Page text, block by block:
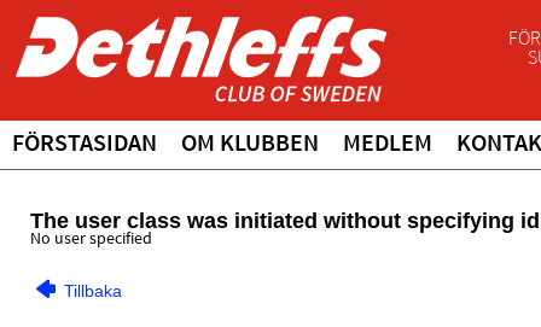
FÖRSTASIDAN OM KLUBBEN MEDLEM
The user class was initiated without specifying
No user specified
Tillbaka